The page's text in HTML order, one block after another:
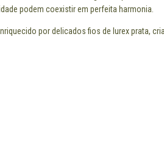
podem coexistir em perfeita harmonia.
por delicados fios de lurex prata,